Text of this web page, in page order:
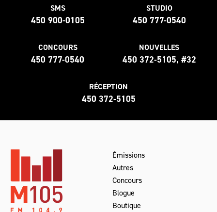
SMS
450 900-0105
STUDIO
450 777-0540
CONCOURS
450 777-0540
NOUVELLES
450 372-5105, #32
RÉCEPTION
450 372-5105
Émissions
Autres
Concours
Blogue
Boutique